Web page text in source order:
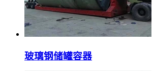
玻璃钢储罐容器